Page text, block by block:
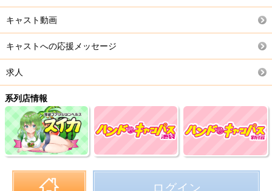
キャスト動画
キャストへの応援メッセージ
求人
系列店情報
ログイン